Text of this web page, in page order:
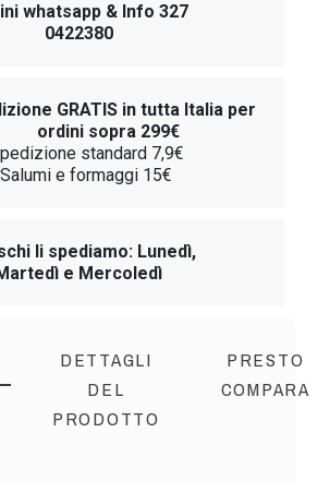
whatsapp & Info 327
0422380
GRATIS in tutta Italia per
ordini sopra 299€
standard 7,9€
Salumi e formaggi 15€
li spediamo: Lunedì,
e Mercoledì
DETTAGLI
DEL
PRODOTTO
PRESTO
COMPARA